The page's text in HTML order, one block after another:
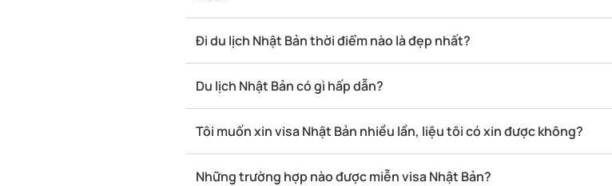
Đi du lịch Nhật Bản thời điểm nào là đẹp nhất?
Du lịch Nhật Bản có gì hấp dẫn?
Tôi muốn xin visa Nhật Bản nhiều lần, liệu tôi có xin được không?
Những trường hợp nào được miễn visa Nhật Bản?